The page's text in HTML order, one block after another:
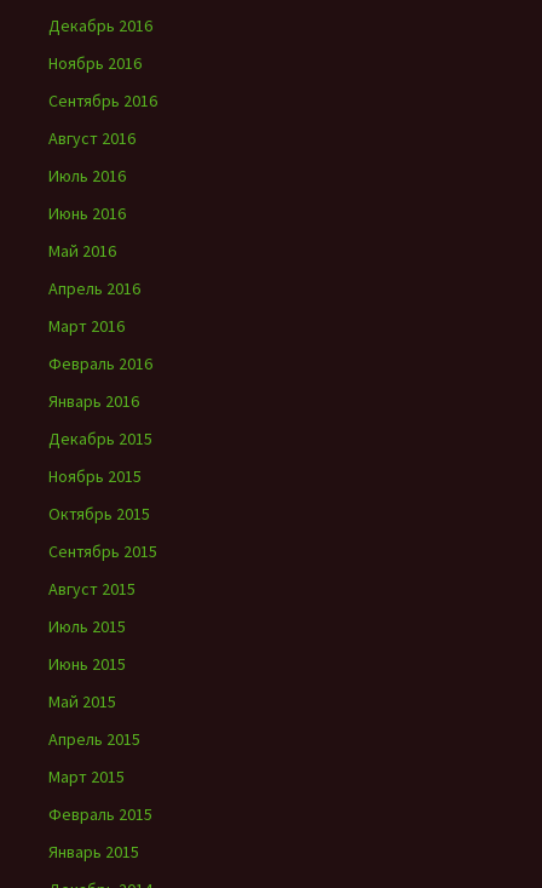
Декабрь 2016
Ноябрь 2016
Сентябрь 2016
Август 2016
Июль 2016
Июнь 2016
Май 2016
Апрель 2016
Март 2016
Февраль 2016
Январь 2016
Декабрь 2015
Ноябрь 2015
Октябрь 2015
Сентябрь 2015
Август 2015
Июль 2015
Июнь 2015
Май 2015
Апрель 2015
Март 2015
Февраль 2015
Январь 2015